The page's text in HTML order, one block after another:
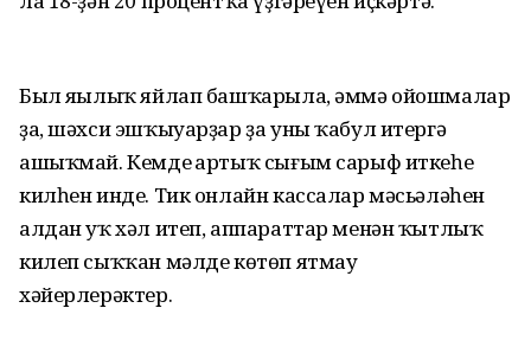
Был яңылыҡ яйлап башҡарыла, әммә ойошмалар
ҙа, шәхси эшҡыуарҙар ҙа уны ҡабул итергә
ашыҡмай. Кемдең артыҡ сығым сарыф иткеһе
килһен инде. Тик онлайн кассалар мәсьәләһен
алдан уҡ хәл итеп, аппараттар менән ҡытлыҡ
килеп сыҡҡан мәлде көтөп ятмау
хәйерлерәктер.